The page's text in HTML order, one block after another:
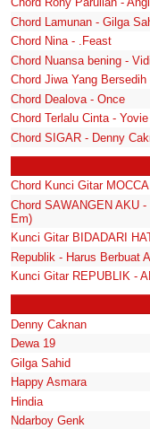
Chord Lamunan - Gilga
Chord Nina - .Feast
Chord Nuansa bening -
Chord Jiwa Yang Bersedih
Chord Dealova - Once
Chord Terlalu Cinta -
Chord SIGAR - Denny
Chord Kunci Gitar
Chord SAWANGEN AKU
Em)
Kunci Gitar BIDADARI
Republik - Harus Berbuat
Kunci Gitar REPUBLIK -
Denny Caknan
Dewa 19
Gilga Sahid
Happy Asmara
Hindia
Ndarboy Genk